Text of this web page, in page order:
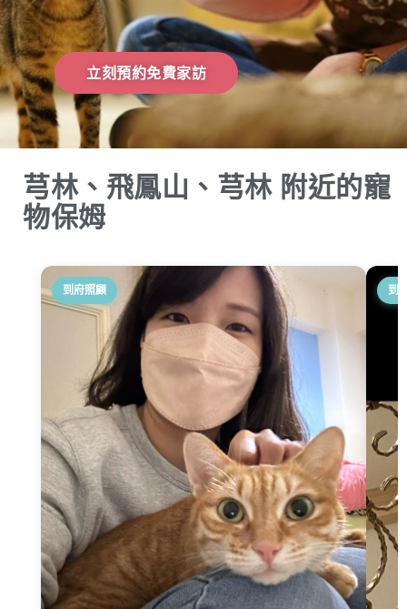
立刻預約免費家訪
芎林、飛鳳山、芎林 附近的寵
物保姆
到府照顧 到